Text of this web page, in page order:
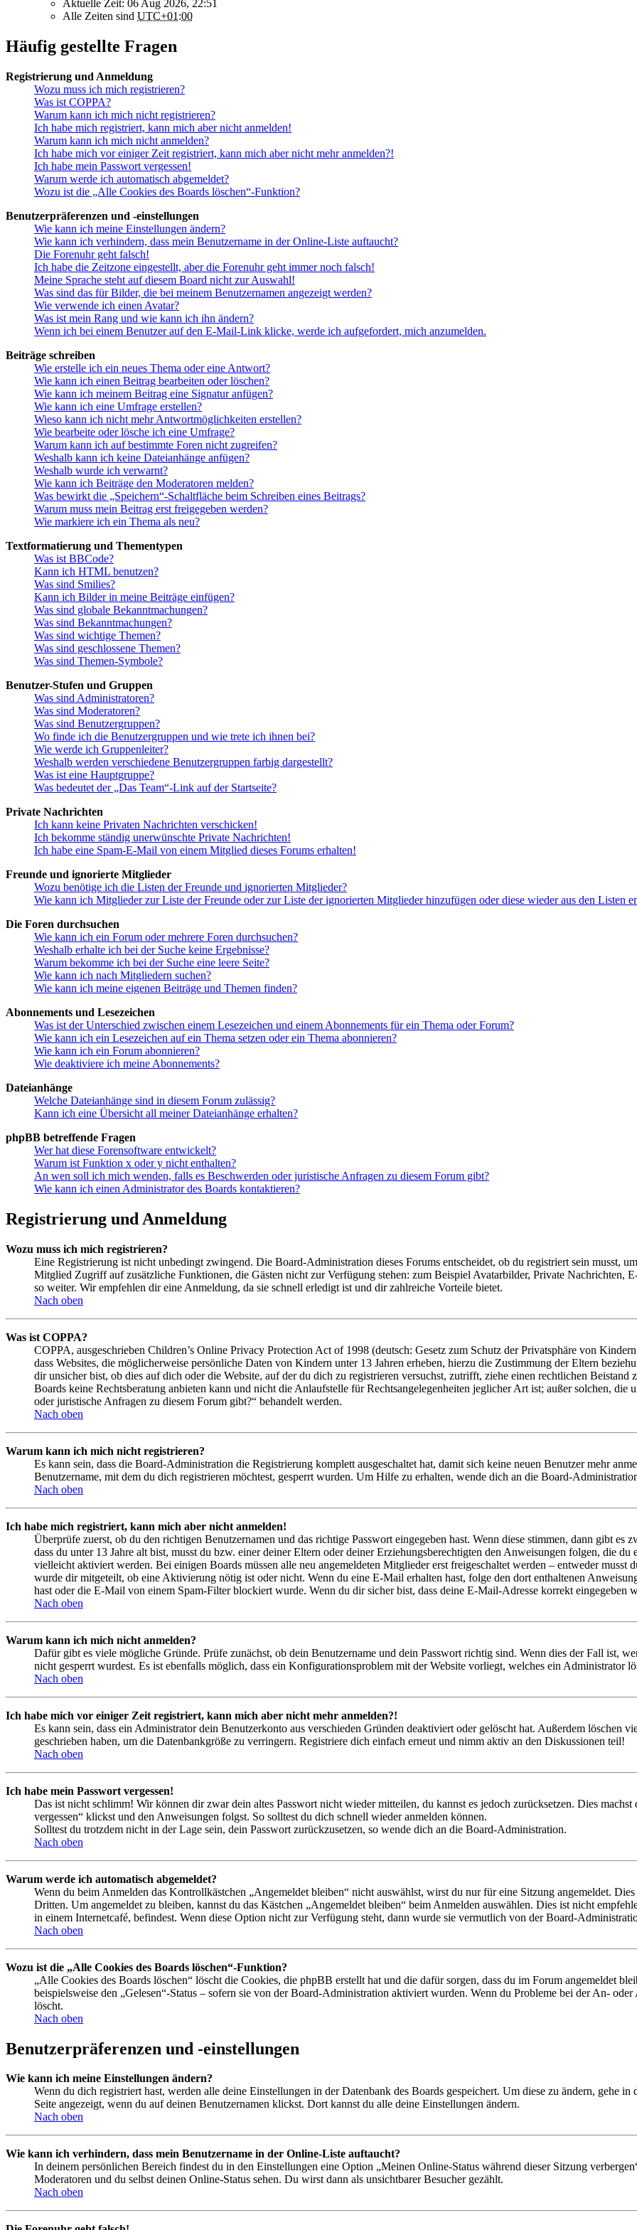
Aktuelle Zeit: 06 Aug 2026, 22:51
Alle Zeiten sind UTC+01:00
Häufig gestellte Fragen
Registrierung und Anmeldung
Wozu muss ich mich registrieren?
Was ist COPPA?
Warum kann ich mich nicht registrieren?
Ich habe mich registriert, kann mich aber nicht anmelden!
Warum kann ich mich nicht anmelden?
Ich habe mich vor einiger Zeit registriert, kann mich aber nicht mehr anmelden?!
Ich habe mein Passwort vergessen!
Warum werde ich automatisch abgemeldet?
Wozu ist die „Alle Cookies des Boards löschen“-Funktion?
Benutzerpräferenzen und -einstellungen
Wie kann ich meine Einstellungen ändern?
Wie kann ich verhindern, dass mein Benutzername in der Online-Liste auftaucht?
Die Forenuhr geht falsch!
Ich habe die Zeitzone eingestellt, aber die Forenuhr geht immer noch falsch!
Meine Sprache steht auf diesem Board nicht zur Auswahl!
Was sind das für Bilder, die bei meinem Benutzernamen angezeigt werden?
Wie verwende ich einen Avatar?
Was ist mein Rang und wie kann ich ihn ändern?
Wenn ich bei einem Benutzer auf den E-Mail-Link klicke, werde ich aufgefordert, mich anzumelden.
Beiträge schreiben
Wie erstelle ich ein neues Thema oder eine Antwort?
Wie kann ich einen Beitrag bearbeiten oder löschen?
Wie kann ich meinem Beitrag eine Signatur anfügen?
Wie kann ich eine Umfrage erstellen?
Wieso kann ich nicht mehr Antwortmöglichkeiten erstellen?
Wie bearbeite oder lösche ich eine Umfrage?
Warum kann ich auf bestimmte Foren nicht zugreifen?
Weshalb kann ich keine Dateianhänge anfügen?
Weshalb wurde ich verwarnt?
Wie kann ich Beiträge den Moderatoren melden?
Was bewirkt die „Speichern“-Schaltfläche beim Schreiben eines Beitrags?
Warum muss mein Beitrag erst freigegeben werden?
Wie markiere ich ein Thema als neu?
Textformatierung und Thementypen
Was ist BBCode?
Kann ich HTML benutzen?
Was sind Smilies?
Kann ich Bilder in meine Beiträge einfügen?
Was sind globale Bekanntmachungen?
Was sind Bekanntmachungen?
Was sind wichtige Themen?
Was sind geschlossene Themen?
Was sind Themen-Symbole?
Benutzer-Stufen und Gruppen
Was sind Administratoren?
Was sind Moderatoren?
Was sind Benutzergruppen?
Wo finde ich die Benutzergruppen und wie trete ich ihnen bei?
Wie werde ich Gruppenleiter?
Weshalb werden verschiedene Benutzergruppen farbig dargestellt?
Was ist eine Hauptgruppe?
Was bedeutet der „Das Team“-Link auf der Startseite?
Private Nachrichten
Ich kann keine Privaten Nachrichten verschicken!
Ich bekomme ständig unerwünschte Private Nachrichten!
Ich habe eine Spam-E-Mail von einem Mitglied dieses Forums erhalten!
Freunde und ignorierte Mitglieder
Wozu benötige ich die Listen der Freunde und ignorierten Mitglieder?
Wie kann ich Mitglieder zur Liste der Freunde oder zur Liste der ignorierten Mitglieder hinzufügen oder diese wieder aus den Listen
Die Foren durchsuchen
Wie kann ich ein Forum oder mehrere Foren durchsuchen?
Weshalb erhalte ich bei der Suche keine Ergebnisse?
Warum bekomme ich bei der Suche eine leere Seite?
Wie kann ich nach Mitgliedern suchen?
Wie kann ich meine eigenen Beiträge und Themen finden?
Abonnements und Lesezeichen
Was ist der Unterschied zwischen einem Lesezeichen und einem Abonnements für ein Thema oder Forum?
Wie kann ich ein Lesezeichen auf ein Thema setzen oder ein Thema abonnieren?
Wie kann ich ein Forum abonnieren?
Wie deaktiviere ich meine Abonnements?
Dateianhänge
Welche Dateianhänge sind in diesem Forum zulässig?
Kann ich eine Übersicht all meiner Dateianhänge erhalten?
phpBB betreffende Fragen
Wer hat diese Forensoftware entwickelt?
Warum ist Funktion x oder y nicht enthalten?
An wen soll ich mich wenden, falls es Beschwerden oder juristische Anfragen zu diesem Forum gibt?
Wie kann ich einen Administrator des Boards kontaktieren?
Registrierung und Anmeldung
Wozu muss ich mich registrieren?
Eine Registrierung ist nicht unbedingt zwingend. Die Board-Administration dieses Forums entscheidet, ob du registriert sein musst,
Mitglied Zugriff auf zusätzliche Funktionen, die Gästen nicht zur Verfügung stehen: zum Beispiel Avatarbilder, Private Nachrichten,
so weiter. Wir empfehlen dir eine Anmeldung, da sie schnell erledigt ist und dir zahlreiche Vorteile bietet.
Nach oben
Was ist COPPA?
COPPA, ausgeschrieben Children’s Online Privacy Protection Act of 1998 (deutsch: Gesetz zum Schutz der Privatsphäre von
dass Websites, die möglicherweise persönliche Daten von Kindern unter 13 Jahren erheben, hierzu die Zustimmung der Eltern
dir unsicher bist, ob dies auf dich oder die Website, auf der du dich zu registrieren versuchst, zutrifft, ziehe einen rechtlichen
Boards keine Rechtsberatung anbieten kann und nicht die Anlaufstelle für Rechtsangelegenheiten jeglicher Art ist; außer solchen,
oder juristische Anfragen zu diesem Forum gibt?“ behandelt werden.
Nach oben
Warum kann ich mich nicht registrieren?
Es kann sein, dass die Board-Administration die Registrierung komplett ausgeschaltet hat, damit sich keine neuen Benutzer mehr
Benutzername, mit dem du dich registrieren möchtest, gesperrt wurden. Um Hilfe zu erhalten, wende dich an die Board-
Nach oben
Ich habe mich registriert, kann mich aber nicht anmelden!
Überprüfe zuerst, ob du den richtigen Benutzernamen und das richtige Passwort eingegeben hast. Wenn diese stimmen, dann gibt es
dass du unter 13 Jahre alt bist, musst du bzw. einer deiner Eltern oder deiner Erziehungsberechtigten den Anweisungen folgen, die
vielleicht aktiviert werden. Bei einigen Boards müssen alle neu angemeldeten Mitglieder erst freigeschaltet werden – entweder musst
wurde dir mitgeteilt, ob eine Aktivierung nötig ist oder nicht. Wenn du eine E-Mail erhalten hast, folge den dort enthaltenen
hast oder die E-Mail von einem Spam-Filter blockiert wurde. Wenn du dir sicher bist, dass deine E-Mail-Adresse korrekt eingegeben
Nach oben
Warum kann ich mich nicht anmelden?
Dafür gibt es viele mögliche Gründe. Prüfe zunächst, ob dein Benutzername und dein Passwort richtig sind. Wenn dies der Fall ist,
nicht gesperrt wurdest. Es ist ebenfalls möglich, dass ein Konfigurationsproblem mit der Website vorliegt, welches ein Administrator
Nach oben
Ich habe mich vor einiger Zeit registriert, kann mich aber nicht mehr anmelden?!
Es kann sein, dass ein Administrator dein Benutzerkonto aus verschieden Gründen deaktiviert oder gelöscht hat. Außerdem löschen
geschrieben haben, um die Datenbankgröße zu verringern. Registriere dich einfach erneut und nimm aktiv an den Diskussionen teil!
Nach oben
Ich habe mein Passwort vergessen!
Das ist nicht schlimm! Wir können dir zwar dein altes Passwort nicht wieder mitteilen, du kannst es jedoch zurücksetzen. Dies
vergessen“ klickst und den Anweisungen folgst. So solltest du dich schnell wieder anmelden können.
Solltest du trotzdem nicht in der Lage sein, dein Passwort zurückzusetzen, so wende dich an die Board-Administration.
Nach oben
Warum werde ich automatisch abgemeldet?
Wenn du beim Anmelden das Kontrollkästchen „Angemeldet bleiben“ nicht auswählst, wirst du nur für eine Sitzung angemeldet.
Dritten. Um angemeldet zu bleiben, kannst du das Kästchen „Angemeldet bleiben“ beim Anmelden auswählen. Dies ist nicht
in einem Internetcafé, befindest. Wenn diese Option nicht zur Verfügung steht, dann wurde sie vermutlich von der Board-
Nach oben
Wozu ist die „Alle Cookies des Boards löschen“-Funktion?
„Alle Cookies des Boards löschen“ löscht die Cookies, die phpBB erstellt hat und die dafür sorgen, dass du im Forum angemeldet
beispielsweise den „Gelesen“-Status – sofern sie von der Board-Administration aktiviert wurden. Wenn du Probleme bei der An-
löscht.
Nach oben
Benutzerpräferenzen und -einstellungen
Wie kann ich meine Einstellungen ändern?
Wenn du dich registriert hast, werden alle deine Einstellungen in der Datenbank des Boards gespeichert. Um diese zu ändern, gehe
Seite angezeigt, wenn du auf deinen Benutzernamen klickst. Dort kannst du alle deine Einstellungen ändern.
Nach oben
Wie kann ich verhindern, dass mein Benutzername in der Online-Liste auftaucht?
In deinem persönlichen Bereich findest du in den Einstellungen eine Option „Meinen Online-Status während dieser Sitzung
Moderatoren und du selbst deinen Online-Status sehen. Du wirst dann als unsichtbarer Besucher gezählt.
Nach oben